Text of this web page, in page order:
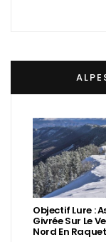
Objectif Lure :
Givrée Sur Le
Nord En